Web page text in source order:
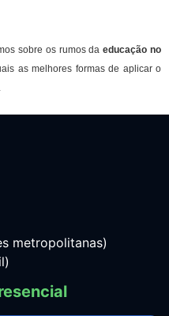
sobre os rumos daeducação no
as melhores formas de aplicar o
metropolitanas)